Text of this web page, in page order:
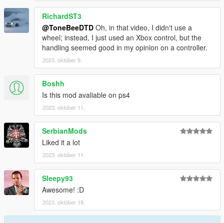
RichardST3
@ToneBeeDTD Oh, in that video, I didn't use a
wheel; instead, I just used an Xbox control, but the
handling seemed good in my opinion on a controller.
2023. október 9.
Boshh
Is this mod avaliable on ps4
2023. október 11.
SerbianMods
Liked it a lot
2023. október 11.
Sleepy93
Awesome! :D
2023. október 18.